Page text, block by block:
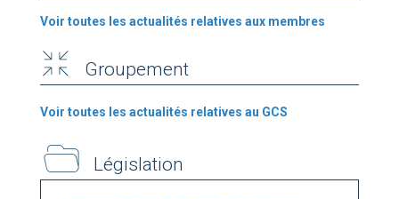
Voir toutes les actualités relatives aux membres
Groupement
Voir toutes les actualités relatives au GCS
Législation